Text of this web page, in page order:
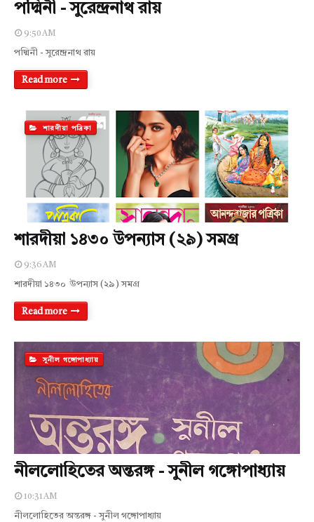
পদ্মিনী - সুরেন্দ্রনাথ রায়
9:50 AM
পদ্মিনী - সুরেন্দ্রনাথ রায়
Read more
শারদীয়া পত্রিকা
শারদীয়া ১৪৩০ উপন্যাস (২৯) সমগ্র
9:36 AM
শারদীয়া ১৪৩০ উপন্যাস (২৯) সমগ্র
Read more
সুনীল গঙ্গোপাধ্যায়
নীললোহিতের অন্তরঙ্গ - সুনীল গঙ্গোপাধ্যায়
10:31 AM
নীললোহিতের অন্তরঙ্গ - সুনীল গঙ্গোপাধ্যায়